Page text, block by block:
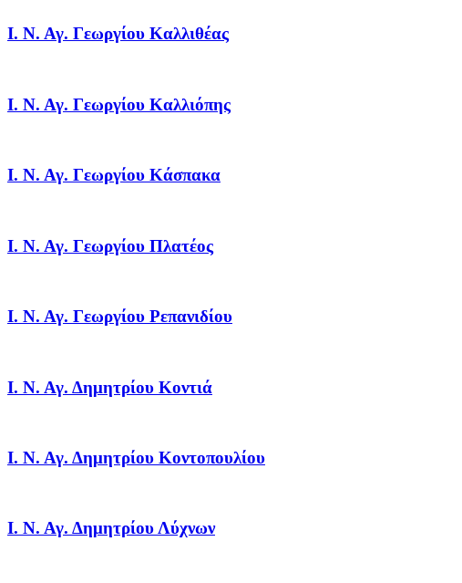
Ι. Ν. Αγ. Γεωργίου Καλλιθέας
Ι. Ν. Αγ. Γεωργίου Καλλιόπης
Ι. Ν. Αγ. Γεωργίου Κάσπακα
Ι. Ν. Αγ. Γεωργίου Πλατέος
Ι. Ν. Αγ. Γεωργίου Ρεπανιδίου
Ι. Ν. Αγ. Δημητρίου Κοντιά
Ι. Ν. Αγ. Δημητρίου Κοντοπουλίου
Ι. Ν. Αγ. Δημητρίου Λύχνων